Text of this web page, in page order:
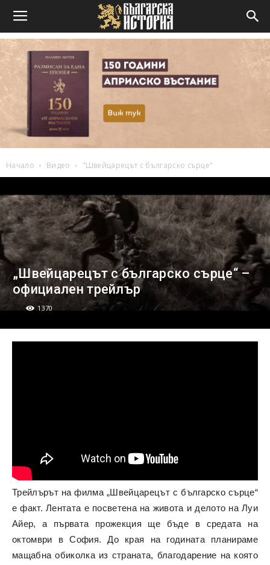
Начало Видео "Швейцарецът с българско сърце"
„Швейцарецът с българско сърце“ –
официален трейлър
1370
Трейлърът на филма „Швейцарецът с българско сърце“
е факт. Лентата е посветена на живота и делото на Луи
Айер, а първата прожекция ще бъде в средата на
октомври в София. До края на годината планираме
мащабна обиколка из страната, благодарение на която